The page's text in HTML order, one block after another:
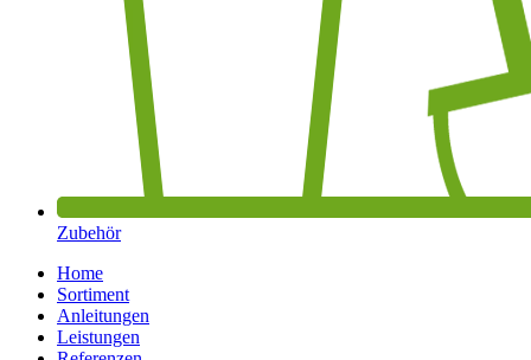
Zubehör
Home
Sortiment
Anleitungen
Leistungen